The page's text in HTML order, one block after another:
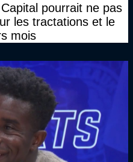
pourrait ne pas
les tractations et le
mois